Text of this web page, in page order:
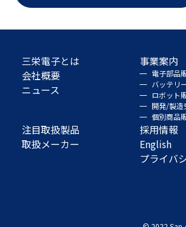
三栄電子とは
会社概要
ニュース
事業案内
電子部品
バッテリ
ロボット
開発/製造
個別商品
注目取扱製品
取扱メーカー
採用情報
English
プライバ